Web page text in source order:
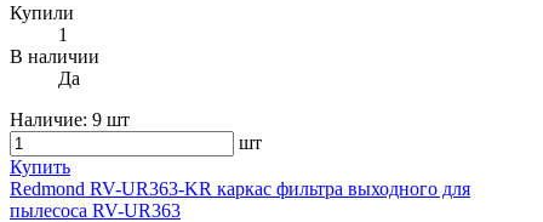
Купили
1
В наличии
Да
Наличие: 9 шт
шт
Купить
Redmond RV-UR363-KR каркас фильтра выходного для
пылесоса RV-UR363